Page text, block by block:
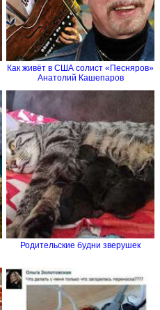
Как живёт в США солист «Песняров»
Анатолий Кашепаров
Родительские будни зверушек